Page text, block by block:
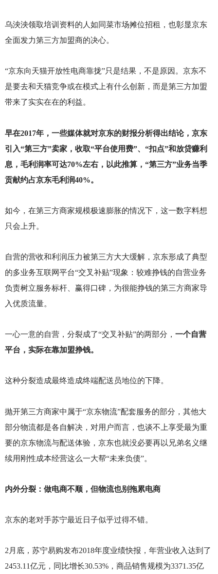
乌泱泱领取培训资料的人如同菜市场摊位招租，也彰显京东
全面发力第三方加盟商的决心。
“京东向天猫开放性电商靠拢”只是结果，不是原因。京东不
是要去和天猫竞争或在模式上有什么创新，而是第三方加盟
带来了实实在在的利益。
早在2017年，一些媒体就对京东的财报分析得出结论，京东
引入“第三方”卖家，收取“平台使用费”、“扣点”和放贷赚利
息，毛利润率可达70%左右，以此推算，“第三方”业务当季
贡献约占京东毛利润40%。
如今，在第三方商家规模极速膨胀的情况下，这一数字料想
只会上升。
自营的营收和利润压力被第三方大大缓解，京东形成了典型
的多业务互联网平台“交叉补贴”现象：较难挣钱的自营业务
负责树立服务标杆、赢得口碑，为很能挣钱的第三方商家导
入优质流量。
一心一意的自营，分裂成了“交叉补贴”的两部分， 一个自营
平台，实际在靠加盟挣钱。
这种分裂造成最终造成终端配送员地位的下降。
抛开第三方商家中属于“京东物流”配套服务的部分，其他大
部分物流都是各自解决，对用户而言，也谈不上享受最为重
要的京东物流与配送体验，京东也就没必要再以兄弟名义继
续用刚性成本经营这么一大帮“未来负债”。
内外分裂：做电商不顺，但物流也别拖累电商
京东的老对手苏宁最近日子似乎过得不错。
2 月底，苏宁易购发布2018年度业绩快报，年营业收入达到了
2453.11亿元，同比增长30.53%，商品销售规模为3371.35亿